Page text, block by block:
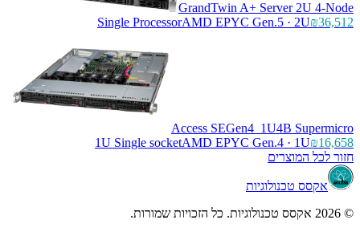
GrandTwin A+ Server 2U 4-Node
Single ProcessorAMD EPYC Gen.5 · 2U₪36,512
Access SEGen4_1U4B Supermicro
1U Single socketAMD EPYC Gen.4 · 1U₪16,658
חזור לכל המוצרים
אקסס טכנולוגיות
© 2026 אקסס טכנולוגיות. כל הזכויות שמורות.